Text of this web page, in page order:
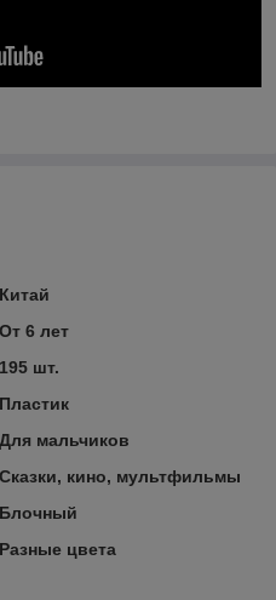
Китай
От 6 лет
195 шт.
Пластик
Для мальчиков
Сказки, кино, мультфильмы
Блочный
Разные цвета